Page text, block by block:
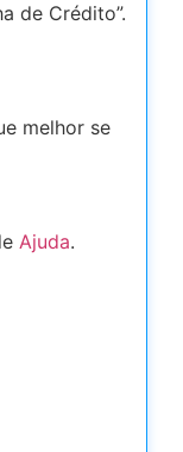
de Crédito”.
melhor se
Ajuda.